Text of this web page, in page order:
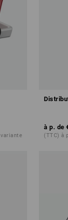
variante
à p. de
(TTC) à